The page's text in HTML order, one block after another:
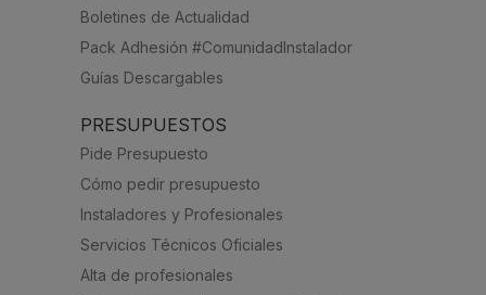
Boletines de Actualidad
Pack Adhesión #ComunidadInstalador
Guías Descargables
PRESUPUESTOS
Pide Presupuesto
Cómo pedir presupuesto
Instaladores y Profesionales
Servicios Técnicos Oficiales
Alta de profesionales